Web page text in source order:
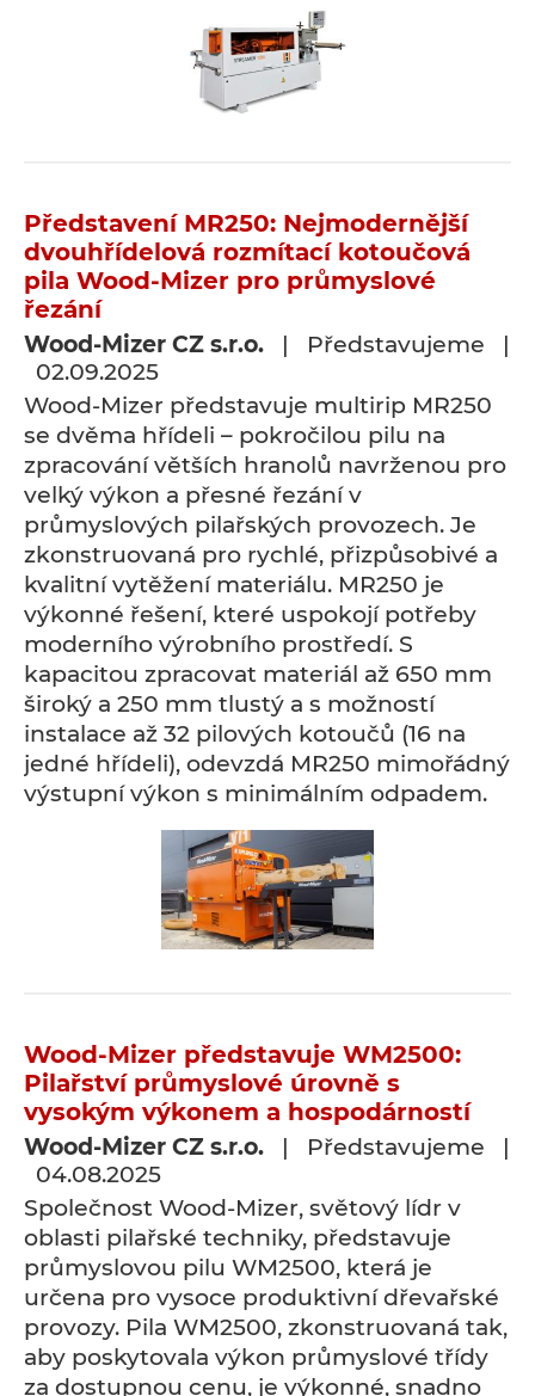
Představení MR250: Nejmodernější
dvouhřídelová rozmítací kotoučová
pila Wood-Mizer pro průmyslové
řezání
Wood-Mizer CZ s.r.o. | Představujeme |
02.09.2025
Wood-Mizer představuje multirip MR250
se dvěma hřídeli – pokročilou pilu na
zpracování větších hranolů navrženou pro
velký výkon a přesné řezání v
průmyslových pilařských provozech. Je
zkonstruovaná pro rychlé, přizpůsobivé a
kvalitní vytěžení materiálu. MR250 je
výkonné řešení, které uspokojí potřeby
moderního výrobního prostředí. S
kapacitou zpracovat materiál až 650 mm
široký a 250 mm tlustý a s možností
instalace až 32 pilových kotoučů (16 na
jedné hřídeli), odevzdá MR250 mimořádný
výstupní výkon s minimálním odpadem.
Wood-Mizer představuje WM2500:
Pilařství průmyslové úrovně s
vysokým výkonem a hospodárností
Wood-Mizer CZ s.r.o. | Představujeme |
04.08.2025
Společnost Wood-Mizer, světový lídr v
oblasti pilařské techniky, představuje
průmyslovou pilu WM2500, která je
určena pro vysoce produktivní dřevařské
provozy. Pila WM2500, zkonstruovaná tak,
aby poskytovala výkon průmyslové třídy
za dostupnou cenu, je výkonné, snadno